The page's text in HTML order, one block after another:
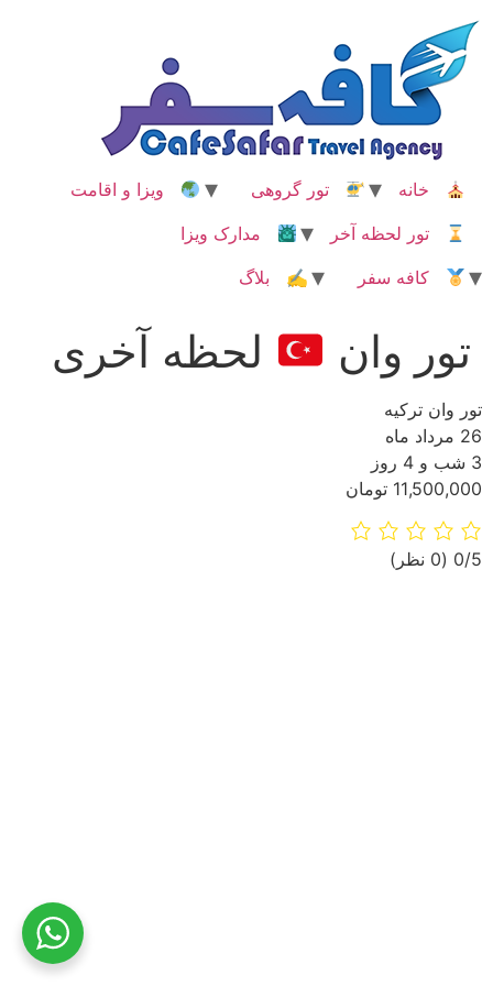
محتوا
خانه تور گروهی
ویزا و اقامت
تور لحظه آخر
مدارک ویزا
کافه سفر
✍ بلاگ
تور وان لحظه آخری
تور وان ترکیه
26 مرداد ماه
3 شب و 4 روز
11,500,000 تومان
‫0/5 ‫(0 نظر)